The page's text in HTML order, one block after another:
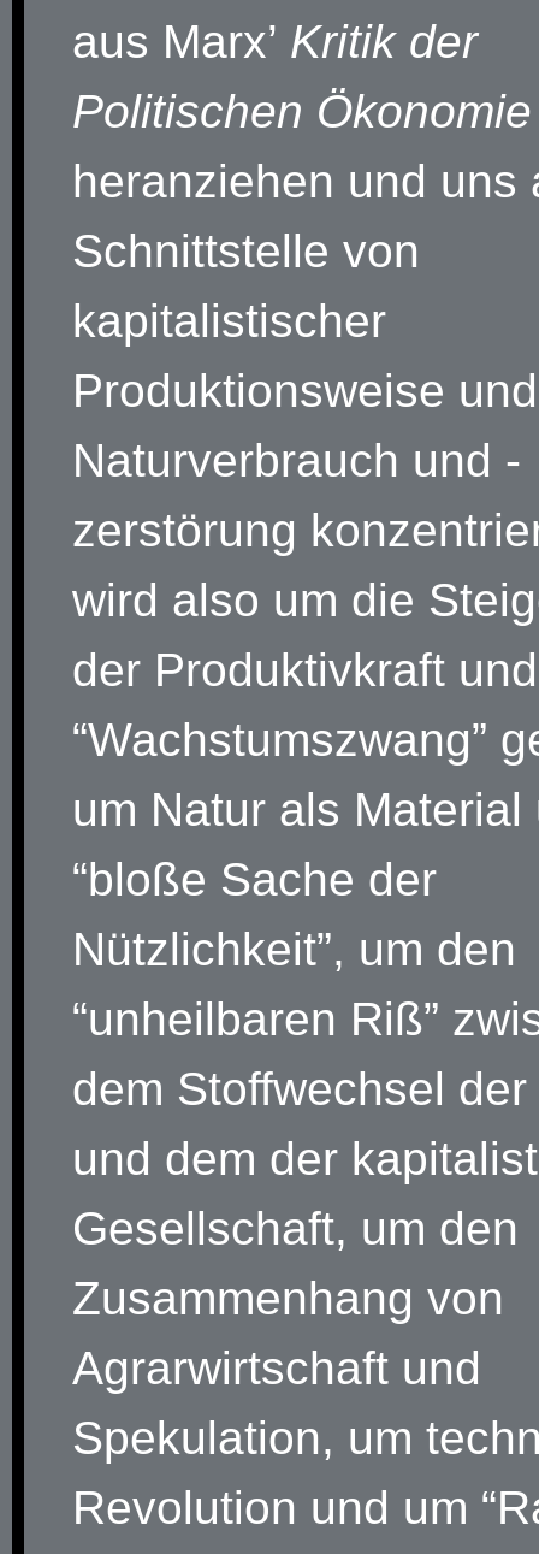
aus Marx’ Kritik der
Politischen Ökonomie
heranziehen und uns
Schnittstelle von
kapitalistischer
Produktionsweise und
Naturverbrauch und -
zerstörung
wird also um die
der Produktivkraft
“Wachstumszwang”
um Natur als Material
“bloße Sache der
Nützlichkeit”, um den
“unheilbaren Riß”
dem Stoffwechsel
und dem der
Gesellschaft, um den
Zusammenhang von
Agrarwirtschaft und
Spekulation, um
Revolution und um